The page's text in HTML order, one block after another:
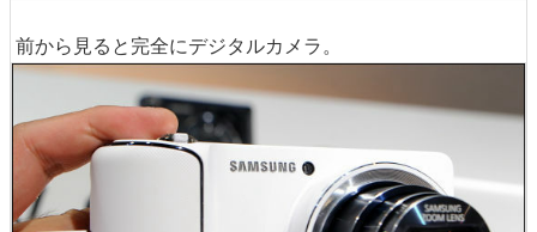
前から見ると完全にデジタルカメラ。